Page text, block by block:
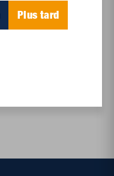
Plus tard